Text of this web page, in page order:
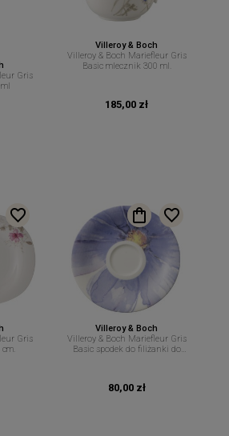
Gris
Villeroy & Boch
Villeroy & Boch Mariefleur Gris
Basic mlecznik 300 ml.
185,00 zł
Gris
Villeroy & Boch
Villeroy & Boch Mariefleur Gris
Basic spodek do filiżanki do
80,00 zł